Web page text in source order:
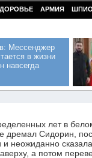
АРМИЯ
Мессенджер
в жизни
навсегда
лет в
дремал Сидорин,
неожиданно
а потом